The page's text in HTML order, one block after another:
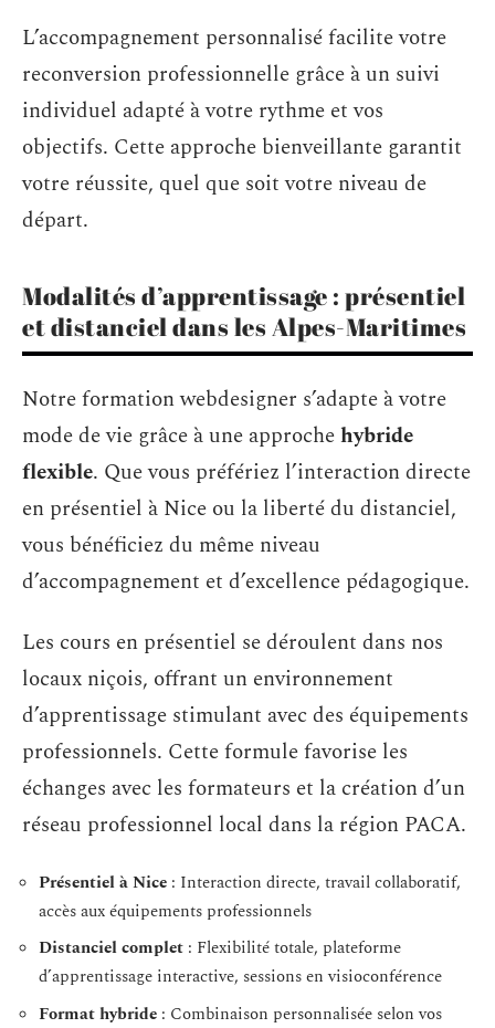
L’accompagnement personnalisé facilite votre
reconversion professionnelle grâce à un suivi
individuel adapté à votre rythme et vos
objectifs. Cette approche bienveillante garantit
votre réussite, quel que soit votre niveau de
départ.
Modalités d’apprentissage : présentiel
et distanciel dans les Alpes-Maritimes
Notre formation webdesigner s’adapte à votre
mode de vie grâce à une approchehybride
flexible. Que vous préfériez l’interaction directe
en présentiel à Nice ou la liberté du distanciel,
vous bénéficiez du même niveau
d’accompagnement et d’excellence pédagogique.
Les cours en présentiel se déroulent dans nos
locaux niçois, offrant un environnement
d’apprentissage stimulant avec des équipements
professionnels. Cette formule favorise les
échanges avec les formateurs et la création d’un
réseau professionnel local dans la région PACA.
Présentiel à Nice : Interaction directe, travail collaboratif,
accès aux équipements professionnels
Distanciel complet : Flexibilité totale, plateforme
d’apprentissage interactive, sessions en visioconférence
Format hybride : Combinaison personnalisée selon vos